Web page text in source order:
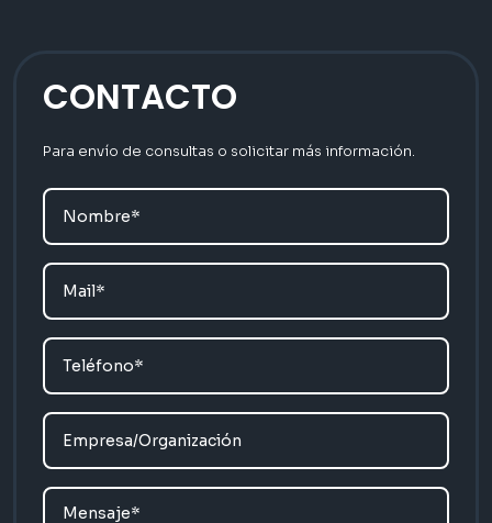
CONTACTO
Para envío de consultas o solicitar más información.